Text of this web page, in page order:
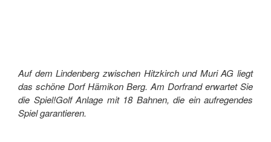
Auf dem Lindenberg zwischen Hitzkirch und Muri AG liegt
das schöne Dorf Hämikon Berg. Am Dorfrand erwartet Sie
die Spiel!Golf Anlage mit 18 Bahnen, die ein aufregendes
Spiel garantieren.